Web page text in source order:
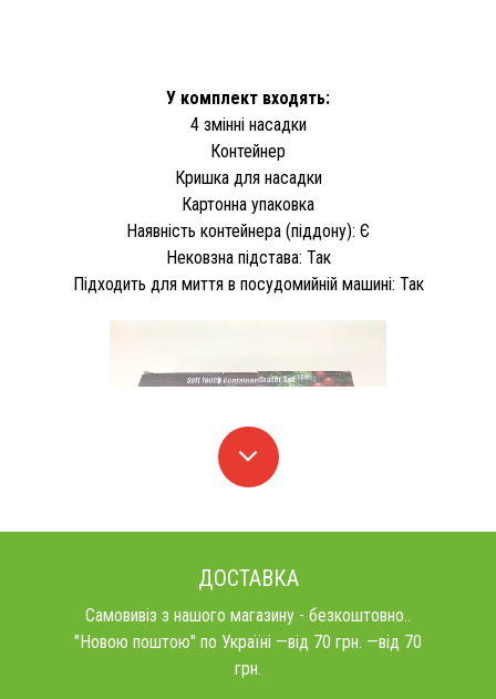
У комплект входять:
4 змінні насадки
Контейнер
Кришка для насадки
Картонна упаковка
Наявність контейнера (піддону): Є
Нековзна підстава: Так
Підходить для миття в посудомийній машині: Так
ДОСТАВКА
Самовивіз з нашого магазину - безкоштовно..
"Новою поштою" по Україні —від 70 грн. —від 70
грн.